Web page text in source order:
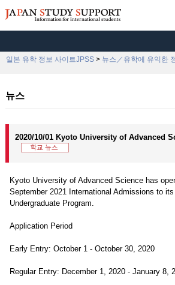
일본 유학 정보 사이트JPSS > 뉴스／유학에 유익한
뉴스
2020/10/01 Kyoto University of Advanced
Kyoto University of Advanced Science has
September 2021 International Admissions to
Undergraduate Program.
Application Period
Early Entry: October 1 - October 30, 2020
Regular Entry: December 1, 2020 - January 8,